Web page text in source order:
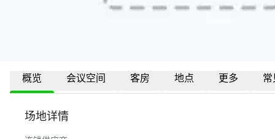
概览 会议空间 客房 地点 更多 常
场地详情